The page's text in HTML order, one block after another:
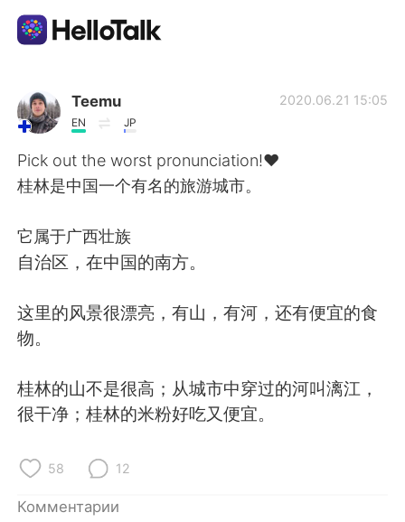
AI Grammar Checker
Русский
English 简体中文
繁體中文 Español
Deutsch 日本語
Indonesia
Teemu
EN JP
2020.06.21 15:05
Pick out the worst pronunciation!❤️
桂林是中国一个有名的旅游城市。
它属于广西壮族
自治区，在中国的南方。
这里的风景很漂亮，有山，有河，还有便宜的食
物。
桂林的山不是很高；从城市中穿过的河叫漓江，
很干净；桂林的米粉好吃又便宜。
58 12
Комментарии